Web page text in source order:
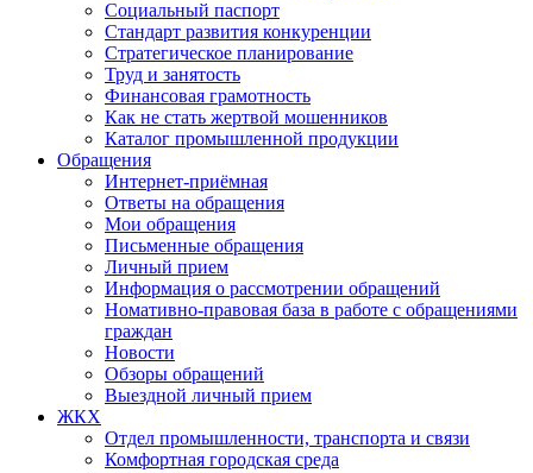
Социальный паспорт
Стандарт развития конкуренции
Стратегическое планирование
Труд и занятость
Финансовая грамотность
Как не стать жертвой мошенников
Каталог промышленной продукции
Обращения
Интернет-приёмная
Ответы на обращения
Мои обращения
Письменные обращения
Личный прием
Информация о рассмотрении обращений
Номативно-правовая база в работе с обращениями
граждан
Новости
Обзоры обращений
Выездной личный прием
ЖКХ
Отдел промышленности, транспорта и связи
Комфортная городская среда